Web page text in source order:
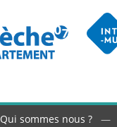
Qui sommes nous ? —